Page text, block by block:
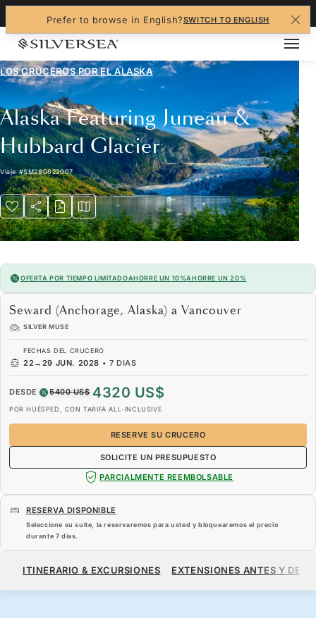
Prefer to browse in English?SWITCH TO ENGLISH
LOS CRUCEROS POR ELALASKA
Alaska Featuring Juneau &
Hubbard Glacier
Viaje #SM280622007
OFERTA POR TIEMPO LIMITADOAHORRE UN 10%AHORRE UN 20%
Seward (Anchorage, Alaska) a Vancouver
SILVER MUSE
FECHAS DEL CRUCERO
22 → 29 JUN. 2028 • 7 DIAS
DESDE 5400 US$ 4320 US$
POR HUÉSPED, CON TARIFA ALL-INCLUSIVE
RESERVE SU CRUCERO
SOLICITE UN PRESUPUESTO
PARCIALMENTE REEMBOLSABLE
RESERVA DISPONIBLE
Seleccione su suite, la reservaremos para usted y bloquearemos el precio
durante 7 dias.
4320 US$
ITINERARIO & EXCURSIONES EXTENSIONES ANTES Y